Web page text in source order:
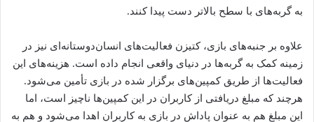
به گربه‌های با سطح بالاتر دست پیدا کنند.
علاوه بر جنبه‌های بازی، کتیزن فعالیت‌های انسان‌دوستانه‌ای نیز در
زمینه کمک به گربه‌ها در دنیای واقعی انجام داده است. هزینه‌های این
فعالیت‌ها از طریق کمپین‌های برگزار شده در بازی تأمین می‌شود.
هرچند که مبلغ دریافتی از کاربران در این کمپین‌ها ناچیز است، اما
این مبلغ هم به عنوان پاداش در بازی به کاربران اهدا می‌شود و هم به